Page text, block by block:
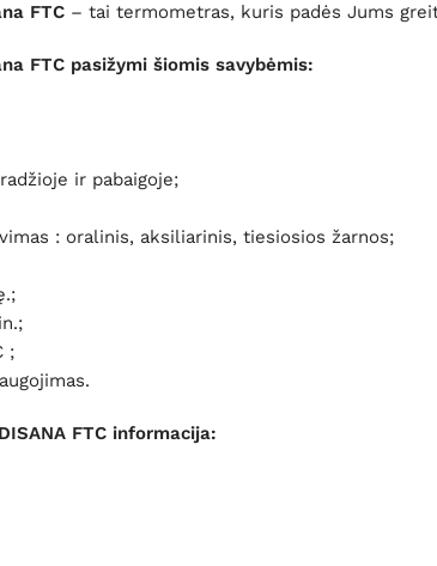
FTC – tai termometras, kuris padės Jums
FTC pasižymi šiomis savybėmis:
ir pabaigoje;
: oralinis, aksiliarinis, tiesiosios žarnos;
;
FTC informacija: